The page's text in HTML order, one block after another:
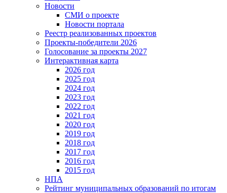
Новости
СМИ о проекте
Новости портала
Реестр реализованных проектов
Проекты-победители 2026
Голосование за проекты 2027
Интерактивная карта
2026 год
2025 год
2024 год
2023 год
2022 год
2021 год
2020 год
2019 год
2018 год
2017 год
2016 год
2015 год
НПА
Рейтинг муниципальных образований по итогам